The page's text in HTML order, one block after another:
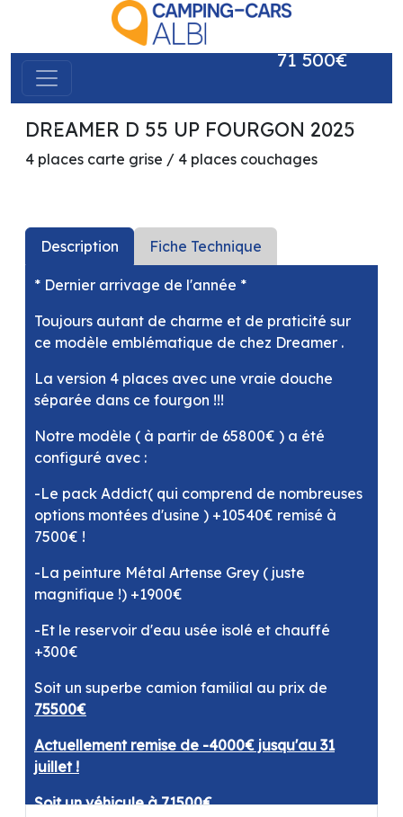
précédent suivant
DREAMER D 55 UP FOURGON 2025
4 places carte grise / 4 places couchages
71 500€
Description Fiche Technique
* Dernier arrivage de l'année *
Toujours autant de charme et de praticité sur
ce modèle emblématique de chez Dreamer .
La version 4 places avec une vraie douche
séparée dans ce fourgon !!!
Notre modèle ( à partir de 65800€ ) a été
configuré avec :
-Le pack Addict( qui comprend de nombreuses
options montées d'usine ) +10540€ remisé à
7500€ !
-La peinture Métal Artense Grey ( juste
magnifique !) +1900€
-Et le reservoir d'eau usée isolé et chauffé
+300€
Soit un superbe camion familial au prix de
75500€
Actuellement remise de -4000€ jusqu'au 31
juillet !
Soit un véhicule à 71500€